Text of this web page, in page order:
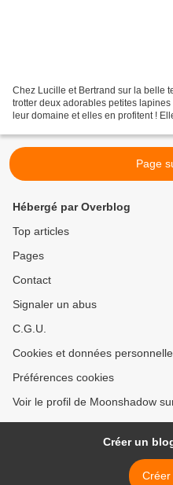
Chez Lucille et Bertrand sur la belle
trotter deux adorables petites
leur domaine et elles en profitent !
Page
Hébergé par Overblog
Top articles
Pages
Contact
Signaler un abus
C.G.U.
Cookies et données
Préférences cookies
Voir le profil de Moonshadow
Créer un
Créer